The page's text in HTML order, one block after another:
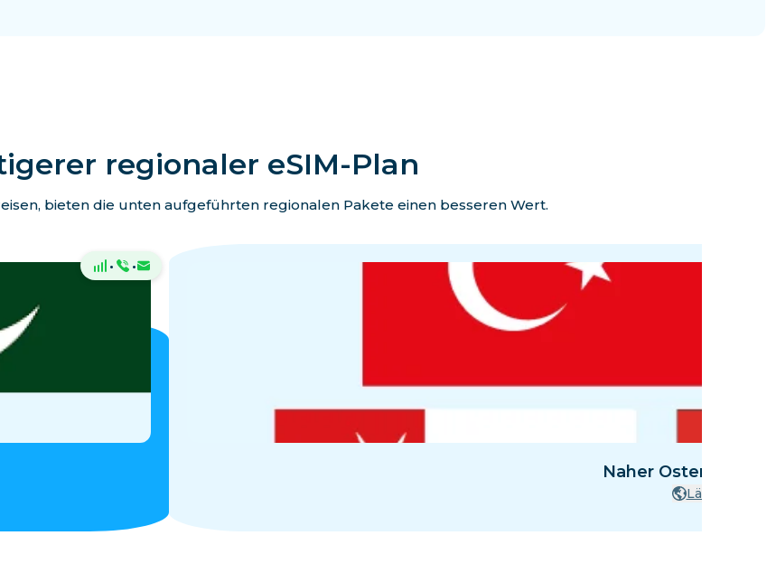
regionaler eSIM-Plan
bieten die unten aufgeführten regionalen Pakete einen besseren Wert.
· ·
Naher Osten - 8
Länder